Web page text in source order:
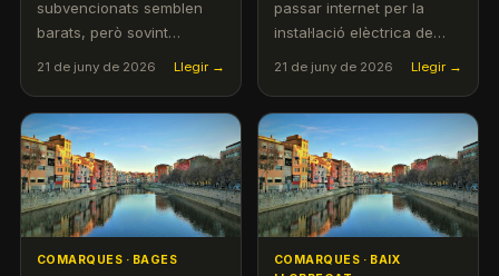
subvencionats semblen
barats, però sovint
comprar el mòbil per lliure
per estalviar centenars
d'euros.
21 de juny de 2026 Llegir →
passar internet per la
instal·lació elèctrica de
decidir si és la solució que
necessites.
21 de juny de 2026 Llegir →
COMARQUES · BAGES
COMARQUES · BAIX